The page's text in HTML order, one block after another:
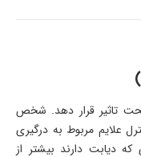
تاثیر قرار دهد. شخص
علایم مربوط به درگیری
دیابت دارند بیشتر از